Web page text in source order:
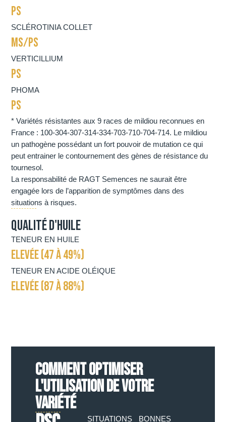
PS
SCLÉROTINIA COLLET
MS/PS
VERTICILLIUM
PS
PHOMA
PS
* Variétés résistantes aux 9 races de mildiou reconnues en
France : 100-304-307-314-334-703-710-704-714. Le mildiou
un pathogène possédant un fort pouvoir de mutation ce qui
peut entrainer le contournement des gènes de résistance du
tournesol.
La responsabilité de RAGT Semences ne saurait être
engagée lors de l’apparition de symptômes dans des
situations à risques.
Qualité d'huile
TENEUR EN HUILE
ELEVÉE (47 À 49%)
TENEUR EN ACIDE OLÉIQUE
ELEVÉE (87 À 88%)
COMMENT OPTIMISER
L'UTILISATION DE VOTRE
VARIÉTÉ
SITUATIONS BONNES